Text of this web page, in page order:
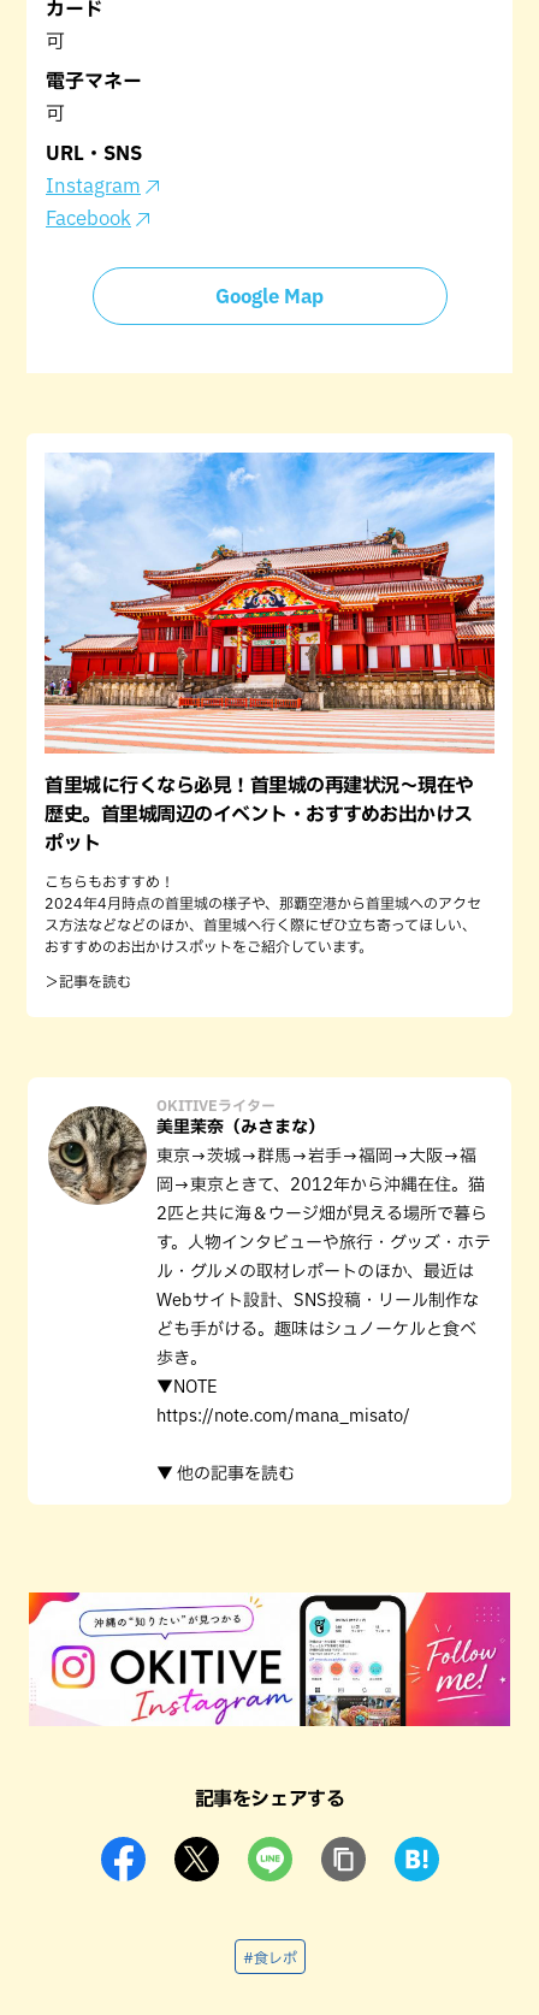
カード
可
電子マネー
可
URL・SNS
Instagram
Facebook
Google Map
首里城に行くなら必見！首里城の再建状況〜現在や
歴史。首里城周辺のイベント・おすすめお出かけス
ポット
こちらもおすすめ！
2024年4月時点の首里城の様子や、那覇空港から首里城へのアクセ
ス方法などなどのほか、首里城へ行く際にぜひ立ち寄ってほしい、
おすすめのお出かけスポットをご紹介しています。
＞記事を読む
OKITIVEライター
美里茉奈（みさまな）
東京→茨城→群馬→岩手→福岡→大阪→福
岡→東京ときて、2012年から沖縄在住。猫
2匹と共に海＆ウージ畑が見える場所で暮ら
す。人物インタビューや旅行・グッズ・ホテ
ル・グルメの取材レポートのほか、最近は
Webサイト設計、SNS投稿・リール制作な
ども手がける。趣味はシュノーケルと食べ
歩き。
▼NOTE
https://note.com/mana_misato/
▼ 他の記事を読む
記事をシェアする
#食レポ